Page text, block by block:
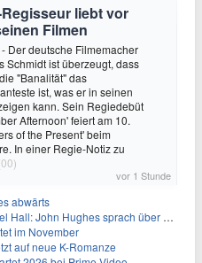
liebt vor
Filmen
- Der deutsche Filmemacher
Schmidt ist überzeugt, dass
"Banalität" das
ist, was er in seinen
kann. Sein Regiedebüt
Afternoon' feiert am 10.
of the Present' beim
In einer Regie-Notiz zu
vor 1 Stunde
abwärts
sprach über eine Fortsetzung von 'The Breakfast Club'
im November
auf neue K-Romanze